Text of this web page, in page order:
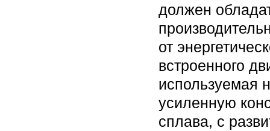
должен
от
встроенного
используемая
усиленную
сплава, с